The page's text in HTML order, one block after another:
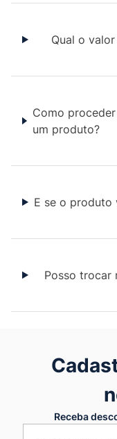
Qual o
Como
um produto?
E se o produto
Posso trocar
Receba